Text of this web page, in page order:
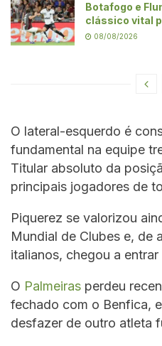
Botafogo e
clássico vital
08/08/2026
O lateral-esquerdo é
fundamental na equipe
Titular absoluto da
principais jogadores de
Piquerez se valorizou
Mundial de Clubes e, de
italianos, chegou a
O Palmeiras perdeu
fechado com o Benfica,
desfazer de outro atleta